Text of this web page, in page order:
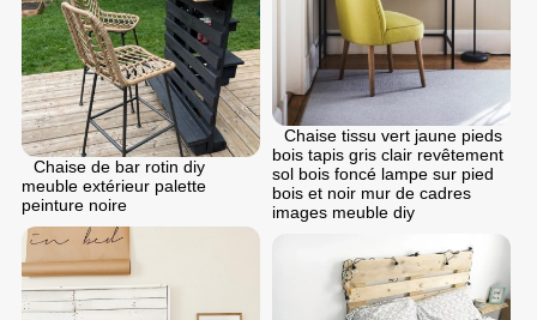
Chaise tissu vert jaune pieds
bois tapis gris clair revêtement
sol bois foncé lampe sur pied
bois et noir mur de cadres
images meuble diy
Chaise de bar rotin diy
meuble extérieur palette
peinture noire